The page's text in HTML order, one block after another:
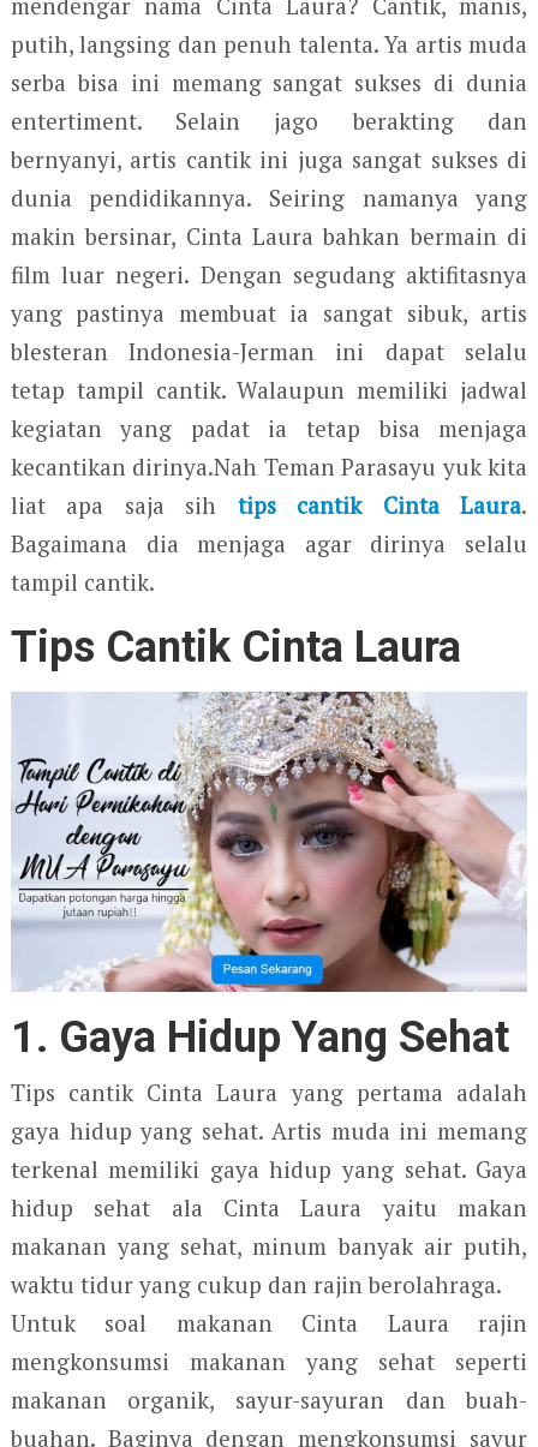
putih, langsing dan penuh talenta. Ya artis muda
serba bisa ini memang sangat sukses di dunia
entertiment. Selain jago berakting dan
bernyanyi, artis cantik ini juga sangat sukses di
dunia pendidikannya. Seiring namanya yang
makin bersinar, Cinta Laura bahkan bermain di
film luar negeri. Dengan segudang aktifitasnya
yang pastinya membuat ia sangat sibuk, artis
blesteran Indonesia-Jerman ini dapat selalu
tetap tampil cantik. Walaupun memiliki jadwal
kegiatan yang padat ia tetap bisa menjaga
kecantikan dirinya.Nah Teman Parasayu yuk kita
liat apa saja sih tips cantik Cinta Laura.
Bagaimana dia menjaga agar dirinya selalu
tampil cantik.
Tips Cantik Cinta Laura
1. Gaya Hidup Yang Sehat
Tips cantik Cinta Laura yang pertama adalah
gaya hidup yang sehat. Artis muda ini memang
terkenal memiliki gaya hidup yang sehat. Gaya
hidup sehat ala Cinta Laura yaitu makan
makanan yang sehat, minum banyak air putih,
waktu tidur yang cukup dan rajin berolahraga.
Untuk soal makanan Cinta Laura rajin
mengkonsumsi makanan yang sehat seperti
makanan organik, sayur-sayuran dan buah-
buahan. Baginya dengan mengkonsumsi sayur